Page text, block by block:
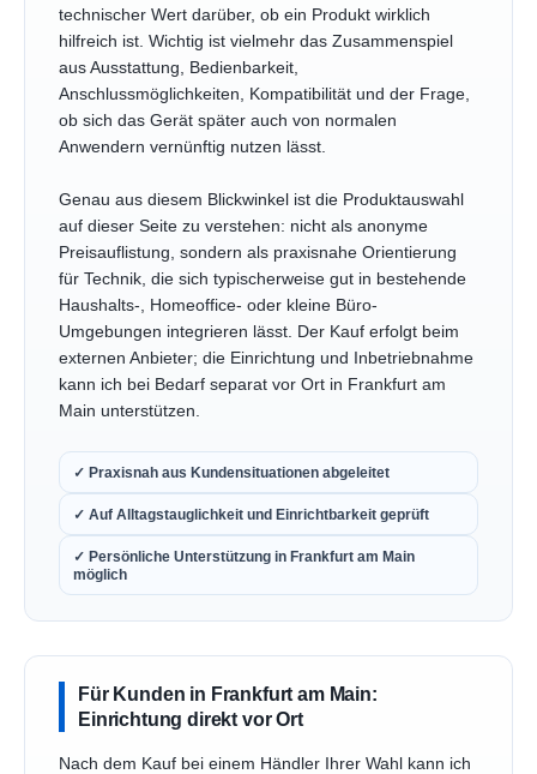
technischer Wert darüber, ob ein Produkt wirklich
hilfreich ist. Wichtig ist vielmehr das Zusammenspiel
aus Ausstattung, Bedienbarkeit,
Anschlussmöglichkeiten, Kompatibilität und der Frage,
ob sich das Gerät später auch von normalen
Anwendern vernünftig nutzen lässt.
Genau aus diesem Blickwinkel ist die Produktauswahl
auf dieser Seite zu verstehen: nicht als anonyme
Preisauflistung, sondern als praxisnahe Orientierung
für Technik, die sich typischerweise gut in bestehende
Haushalts-, Homeoffice- oder kleine Büro-
Umgebungen integrieren lässt. Der Kauf erfolgt beim
externen Anbieter; die Einrichtung und Inbetriebnahme
kann ich bei Bedarf separat vor Ort in Frankfurt am
Main unterstützen.
✓ Praxisnah aus Kundensituationen abgeleitet
✓ Auf Alltagstauglichkeit und Einrichtbarkeit geprüft
✓ Persönliche Unterstützung in Frankfurt am Main
möglich
Für Kunden in Frankfurt am Main:
Einrichtung direkt vor Ort
Nach dem Kauf bei einem Händler Ihrer Wahl kann ich